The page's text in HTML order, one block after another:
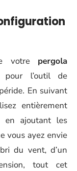
votre pergola
l’outil de
En suivant
entièrement
en ajoutant les
vous ayez envie
du vent, d’un
tout cet